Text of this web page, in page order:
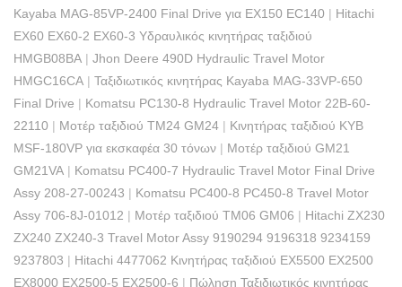
Kayaba MAG-85VP-2400 Final Drive για EX150 EC140 | Hitachi
EX60 EX60-2 EX60-3 Υδραυλικός κινητήρας ταξιδιού
HMGB08BA | Jhon Deere 490D Hydraulic Travel Motor
HMGC16CA | Ταξιδιωτικός κινητήρας Kayaba MAG-33VP-650
Final Drive | Komatsu PC130-8 Hydraulic Travel Motor 22B-60-
22110 | Μοτέρ ταξιδιού TM24 GM24 | Κινητήρας ταξιδιού KYB
MSF-180VP για εκσκαφέα 30 τόνων | Μοτέρ ταξιδιού GM21
GM21VA | Komatsu PC400-7 Hydraulic Travel Motor Final Drive
Assy 208-27-00243 | Komatsu PC400-8 PC450-8 Travel Motor
Assy 706-8J-01012 | Μοτέρ ταξιδιού TM06 GM06 | Hitachi ZX230
ZX240 ZX240-3 Travel Motor Assy 9190294 9196318 9234159
9237803 | Hitachi 4477062 Κινητήρας ταξιδιού EX5500 EX2500
EX8000 EX2500-5 EX2500-6 | Πώληση Ταξιδιωτικός κινητήρας